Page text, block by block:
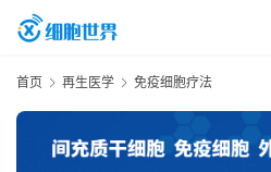
首页 再生医学 免疫细胞疗法